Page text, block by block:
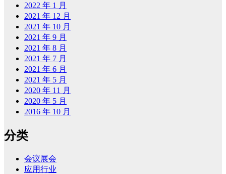
2022 年 1 月
2021 年 12 月
2021 年 10 月
2021 年 9 月
2021 年 8 月
2021 年 7 月
2021 年 6 月
2021 年 5 月
2020 年 11 月
2020 年 5 月
2016 年 10 月
分类
会议展会
应用行业